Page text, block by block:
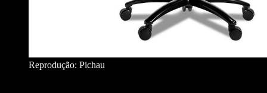
Reprodução: Pichau